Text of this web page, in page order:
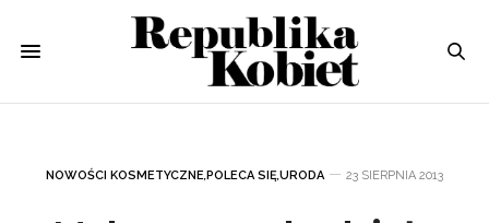
NOWOŚCI KOSMETYCZNE,POLECA SIĘ,URODA 23 SIERPNIA 2013